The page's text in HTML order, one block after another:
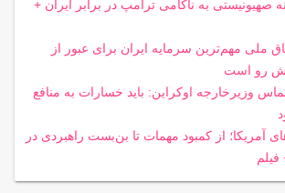
صهیونیستی به ناکامی ترامپ در برابر ایران +
ملی مهم‌ترین سرمایه ایران برای عبور از
رو است
وزیرخارجه اوکراین: باید خسارات به منافع
آمریکا؛ از کمبود مهمات تا بن‌بست راهبردی در
فیلم